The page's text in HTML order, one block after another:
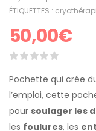
ÉTIQUETTES :
50,00€
Pochette qui crée
l’emploi, cette
pour soulager les
les foulures, les